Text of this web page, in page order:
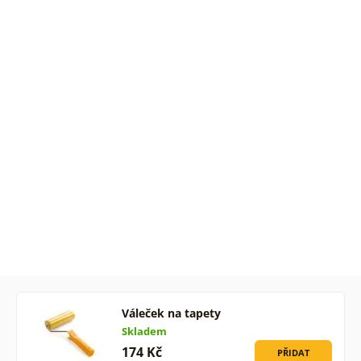
Váleček na tapety
Skladem
174 Kč PŘIDAT